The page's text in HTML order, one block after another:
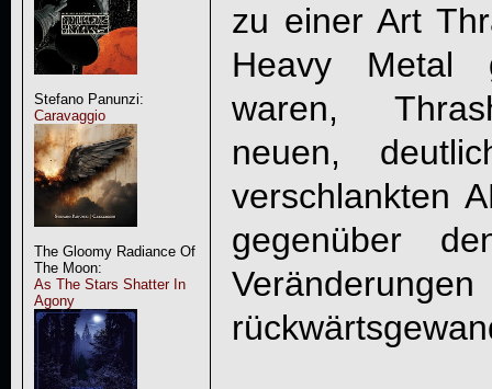
Stefano Panunzi:
Caravaggio
The Gloomy Radiance Of
The Moon:
As The Stars Shatter In
Agony
zu einer Art
Heavy Metal
waren,
neuen,
verschlankten
gegenüber